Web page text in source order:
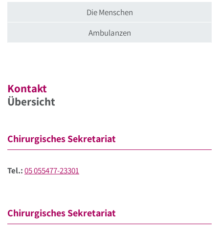
Die Menschen
Ambulanzen
Kontakt
Übersicht
Chirurgisches Sekretariat
Tel.:05 055477-23301
Chirurgisches Sekretariat